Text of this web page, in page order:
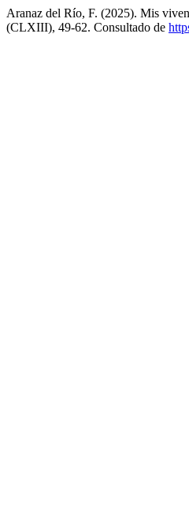
Aranaz del Río, F. (2025). Mis
(CLXIII), 49-62. Consultado de